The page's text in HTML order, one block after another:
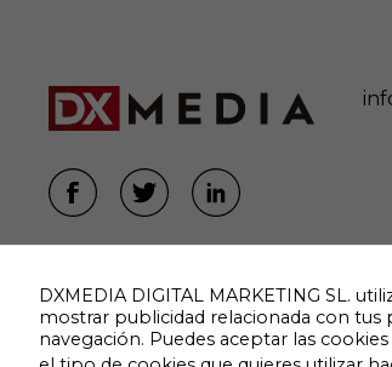
DXMEDIA DIGITAL MARKETING SL.
mostrar publicidad relacionada con tus
navegación. Puedes aceptar las